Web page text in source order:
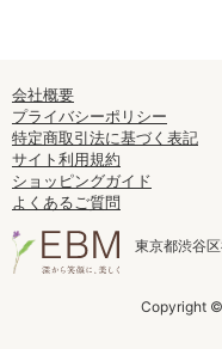
会社概要
プライバシーポリシー
特定商取引法に基づく表記
サイト利用規約
ショッピングガイド
よくあるご質問
東京都渋谷
Copyright ©